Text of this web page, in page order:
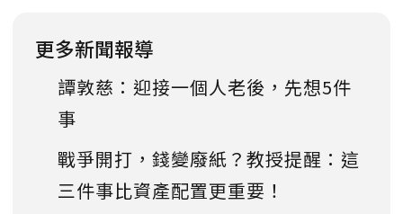
更多新聞報導
譚敦慈：迎接一個人老後，先想5件
事
戰爭開打，錢變廢紙？教授提醒：這
三件事比資產配置更重要！